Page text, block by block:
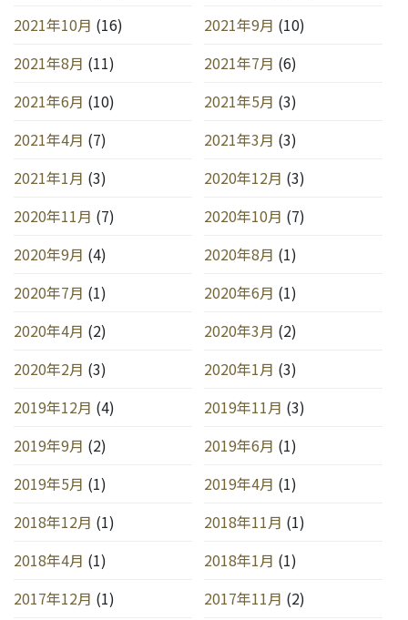
2021年10月 (16) 2021年9月 (10)
2021年8月 (11) 2021年7月 (6)
2021年6月 (10) 2021年5月 (3)
2021年4月 (7) 2021年3月 (3)
2021年1月 (3) 2020年12月 (3)
2020年11月 (7) 2020年10月 (7)
2020年9月 (4) 2020年8月 (1)
2020年7月 (1) 2020年6月 (1)
2020年4月 (2) 2020年3月 (2)
2020年2月 (3) 2020年1月 (3)
2019年12月 (4) 2019年11月 (3)
2019年9月 (2) 2019年6月 (1)
2019年5月 (1) 2019年4月 (1)
2018年12月 (1) 2018年11月 (1)
2018年4月 (1) 2018年1月 (1)
2017年12月 (1) 2017年11月 (2)